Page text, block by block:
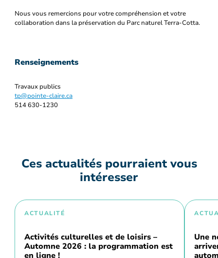
Nous vous remercions pour votre compréhension et votre
collaboration dans la préservation du Parc naturel Terra-Cotta.
Renseignements
Travaux publics
tp@pointe-claire.ca
514 630-1230
Ces actualités pourraient vous
intéresser
ACTUALITÉ
Activités culturelles et de loisirs –
Automne 2026 : la programmation est
en ligne !
Une